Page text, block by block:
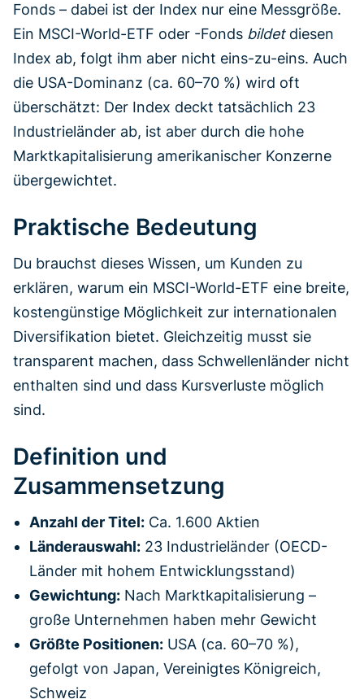
Fonds – dabei ist der Index nur eine Messgröße.
Ein MSCI-World-ETF oder -Fonds bildetdiesen
Index ab, folgt ihm aber nicht eins-zu-eins. Auch
die USA-Dominanz (ca. 60–70 %) wird oft
überschätzt: Der Index deckt tatsächlich 23
Industrieländer ab, ist aber durch die hohe
Marktkapitalisierung amerikanischer Konzerne
übergewichtet.
Praktische Bedeutung
Du brauchst dieses Wissen, um Kunden zu
erklären, warum ein MSCI-World-ETF eine breite,
kostengünstige Möglichkeit zur internationalen
Diversifikation bietet. Gleichzeitig musst sie
transparent machen, dass Schwellenländer nicht
enthalten sind und dass Kursverluste möglich
sind.
Definition und
Zusammensetzung
Anzahl der Titel: Ca. 1.600 Aktien
Länderauswahl: 23 Industrieländer (OECD-
Länder mit hohem Entwicklungsstand)
Gewichtung: Nach Marktkapitalisierung –
große Unternehmen haben mehr Gewicht
Größte Positionen: USA (ca. 60–70 %),
gefolgt von Japan, Vereinigtes Königreich,
Schweiz